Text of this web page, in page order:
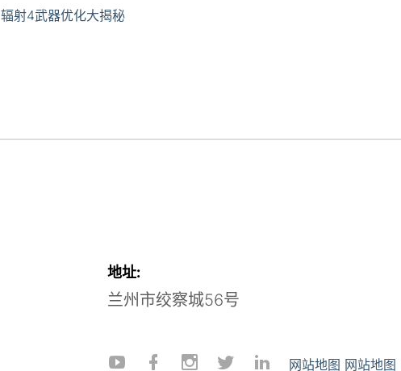
辐射4武器优化大揭秘
地址:
兰州市绞察城56号
网站地图 网站地图